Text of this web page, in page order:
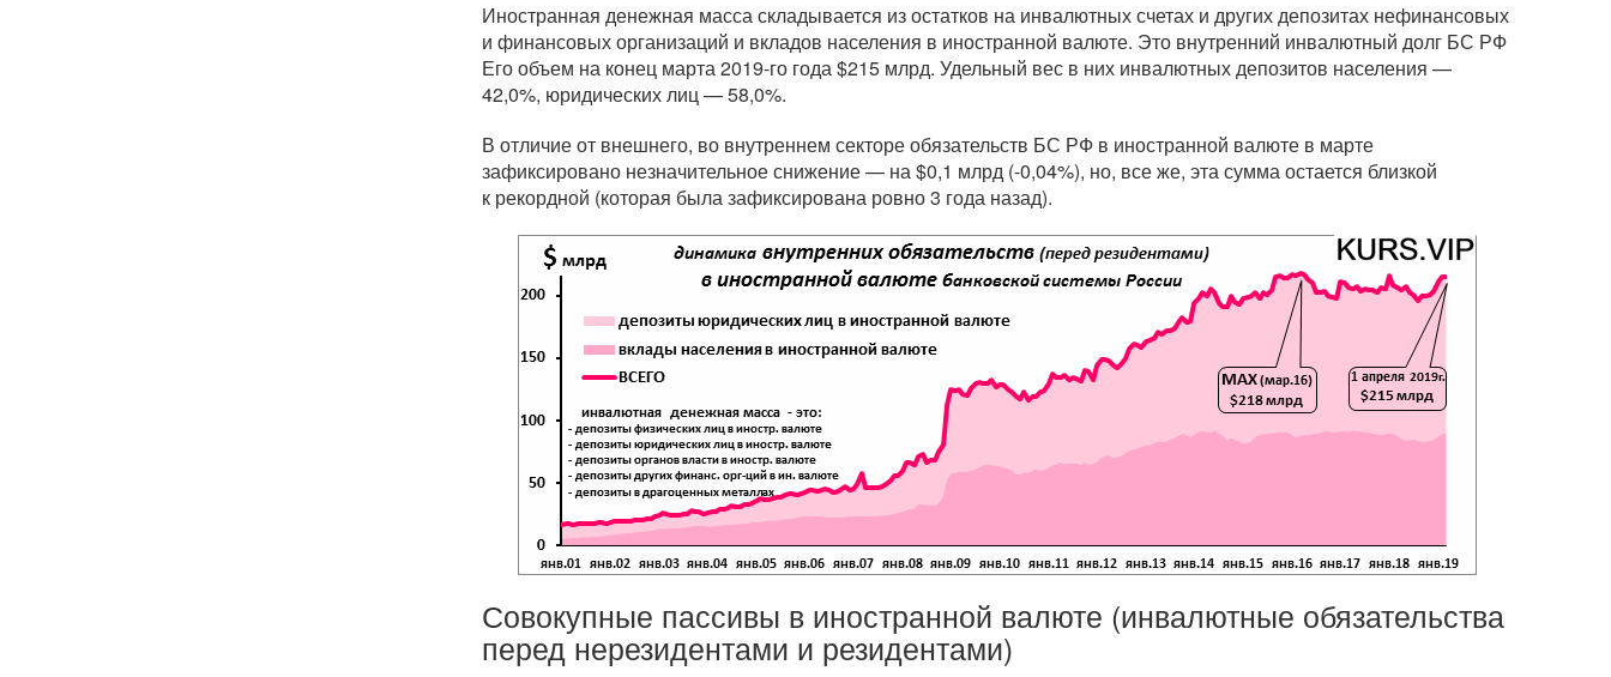
Иностранная денежная масса складывается из остатков на инвалютных счетах и других депозитах нефинансовых
и финансовых организаций и вкладов населения в иностранной валюте. Это внутренний инвалютный долг БС РФ
Его объем на конец марта2019-го года $215 млрд. Удельный вес в них инвалютных депозитов населения —
42,0%, юридических лиц — 58,0%.
В отличие от внешнего, во внутреннем секторе обязательств БС РФ в иностранной валюте в марте
зафиксировано незначительное снижение — на $0,1 млрд (-0,04%), но, все же, эта сумма остается близкой
к рекордной (которая была зафиксирована ровно 3 года назад).
Совокупные пассивы в иностранной валюте (инвалютные обязательства
перед нерезидентами и резидентами)